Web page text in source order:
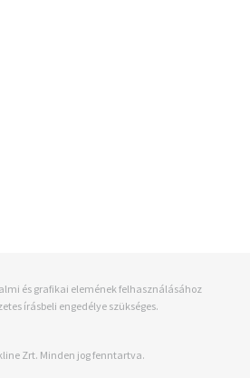
és grafikai elemének felhasználásához
írásbeli engedélye szükséges.
Zrt. Minden jog fenntartva.